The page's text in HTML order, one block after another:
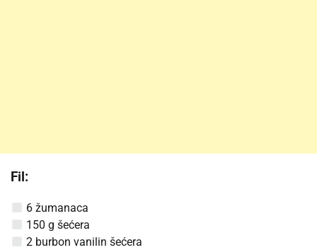
Fil:
6 žumanaca
150 g šećera
2 burbon vanilin šećera